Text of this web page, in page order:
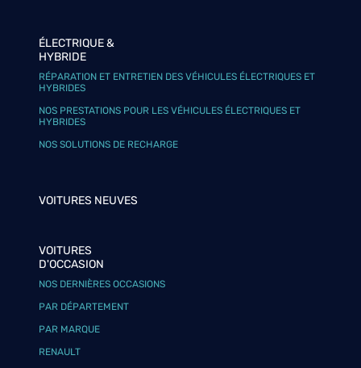
ÉLECTRIQUE &
HYBRIDE
RÉPARATION ET ENTRETIEN DES VÉHICULES ÉLECTRIQUES ET
HYBRIDES
NOS PRESTATIONS POUR LES VÉHICULES ÉLECTRIQUES ET
HYBRIDES
NOS SOLUTIONS DE RECHARGE
VOITURES NEUVES
VOITURES
D'OCCASION
NOS DERNIÈRES OCCASIONS
PAR DÉPARTEMENT
PAR MARQUE
RENAULT